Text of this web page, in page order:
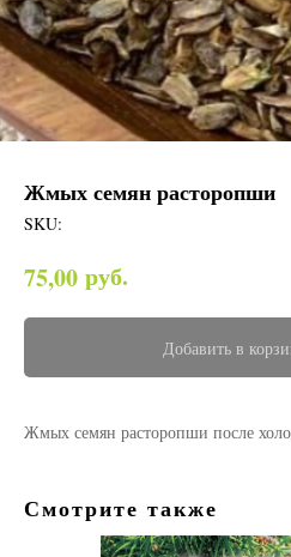
Жмых семян расторопши
SKU:
75,00 руб.
Добавить в
Жмых семян расторопши после
Смотрите также